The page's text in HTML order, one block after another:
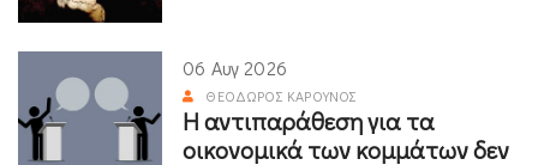
06 Αυγ 2026
ΘΕΌΔΩΡΟΣ ΚΑΡΟΎΝΟΣ
Η αντιπαράθεση για τα
οικονομικά των κομμάτων δεν